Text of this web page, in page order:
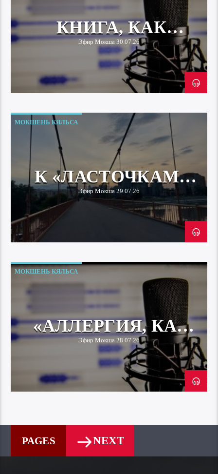
КНИГА, КАК
ИСТОЧНИК
ЗНАНИЙ
Эфир Мокша 30.07.26
МОКШЕНЬ КЯЛЬСА
К «ЛАСТОЧКАМ»
НА СУРСКОЙ
СТРЕЛЕ
Эфир Мокша 29.07.26
МОКШЕНЬ КЯЛЬСА
«АЛЛЕРГИЯ, КАК
СИМПТОМ
ЗАБОЛЕВАНИЯ»
Эфир Мокша 28.07.26
PAGES NEXT